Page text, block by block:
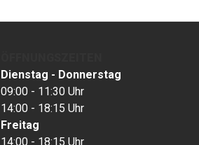
Dienstag - Donnerstag
09:00 - 11:30 Uhr
14:00 - 18:15 Uhr
Freitag
14:00 - 18:15 Uhr